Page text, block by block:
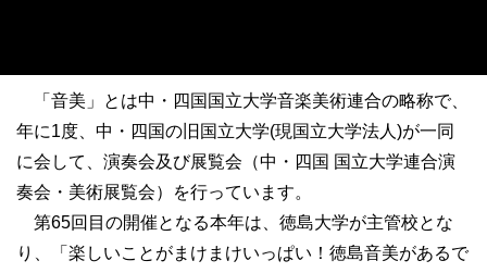
「音美」とは中・四国国立大学音楽美術連合の略称で、
年に1度、中・四国の旧国立大学(現国立大学法人)が一同
に会して、演奏会及び展覧会（中・四国 国立大学連合演
奏会・美術展覧会）を行っています。
第65回目の開催となる本年は、徳島大学が主管校とな
り、「楽しいことがまけまけいっぱい！徳島音美があるで